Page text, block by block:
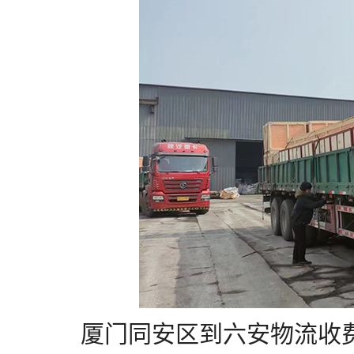
厦门同安区到六安物流收